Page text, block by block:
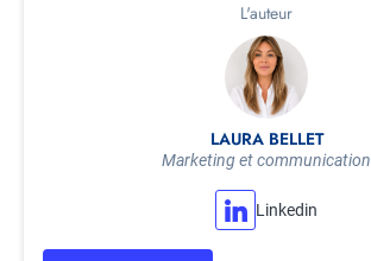
L'auteur
LAURA BELLET
Marketing et communication
Linkedin